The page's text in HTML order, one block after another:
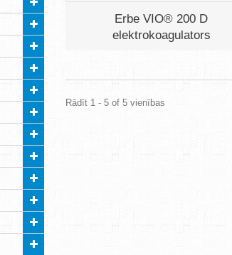
Erbe VIO® 200 D
elektrokoagulators
Rādīt 1 - 5 of 5 vienības